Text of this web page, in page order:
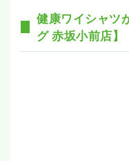
健康ワイシャツ
グ 赤坂小前店】